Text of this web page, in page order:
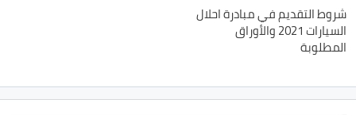
شروط التقديم في مبادرة احلال
السيارات 2021 والأوراق
المطلوبة